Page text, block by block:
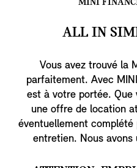
MINI
ALL IN
Vous avez trouvé la
parfaitement. Avec
est à votre portée. Que
une offre de location
éventuellement complété
entretien. Nous avons